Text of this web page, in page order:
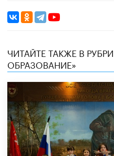
ЧИТАЙТЕ ТАКЖЕ В
ОБРАЗОВАНИЕ»